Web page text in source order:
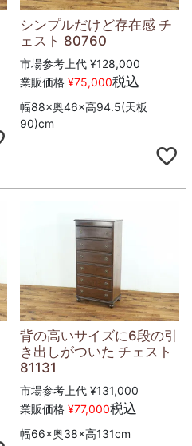
シンプルだけど存在感 チ
ェスト 80760
市場参考上代 ¥128,000
業販価格 ¥75,000税込
幅88×奥46×高94.5(天板
90)cm
背の高いサイズに6段の引
き出しがついた チェスト
81131
市場参考上代 ¥131,000
業販価格 ¥77,000税込
幅66×奥38×高131cm